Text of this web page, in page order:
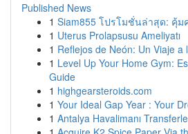
Published News
1 Siam855 โปรโมชั่นล่าสุด: คุ้ม
1 Uterus Prolapsusu Ameliyatı
1 Reflejos de Neón: Un Viaje a
1 Level Up Your Home Gym:
Guide
1 highgearsteroids.com
1 Your Ideal Gap Year : Your
1 Antalya Havalimanı